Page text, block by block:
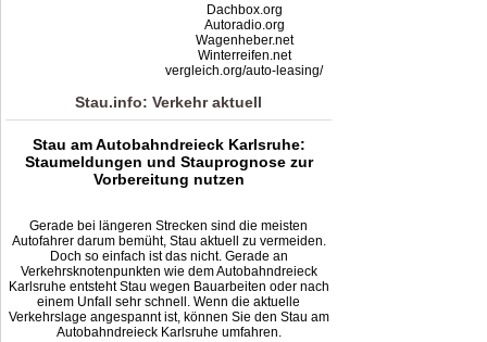
Dachbox.org
Autoradio.org
Wagenheber.net
Winterreifen.net
vergleich.org/auto-leasing/
Stau.info: Verkehr aktuell
Stau am Autobahndreieck Karlsruhe:
Staumeldungen und Stauprognose zur
Vorbereitung nutzen
Gerade bei längeren Strecken sind die meisten
Autofahrer darum bemüht, Stau aktuell zu vermeiden.
Doch so einfach ist das nicht. Gerade an
Verkehrsknotenpunkten wie dem Autobahndreieck
Karlsruhe entsteht Stau wegen Bauarbeiten oder nach
einem Unfall sehr schnell. Wenn die aktuelle
Verkehrslage angespannt ist, können Sie den Stau am
Autobahndreieck Karlsruhe umfahren.